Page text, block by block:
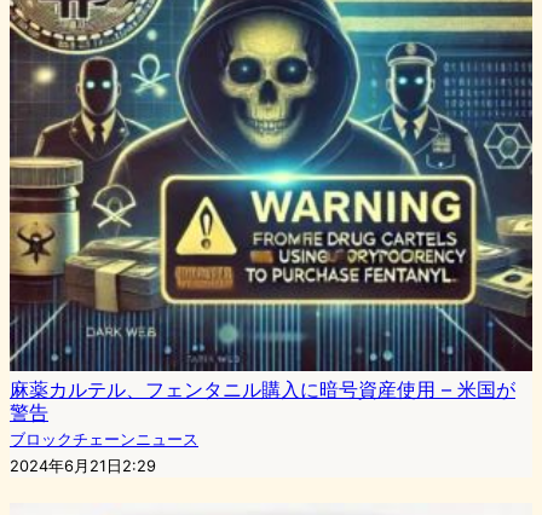
麻薬カルテル、フェンタニル購入に暗号資産使用 – 米国が
警告
ブロックチェーンニュース
2024年6月21日2:29